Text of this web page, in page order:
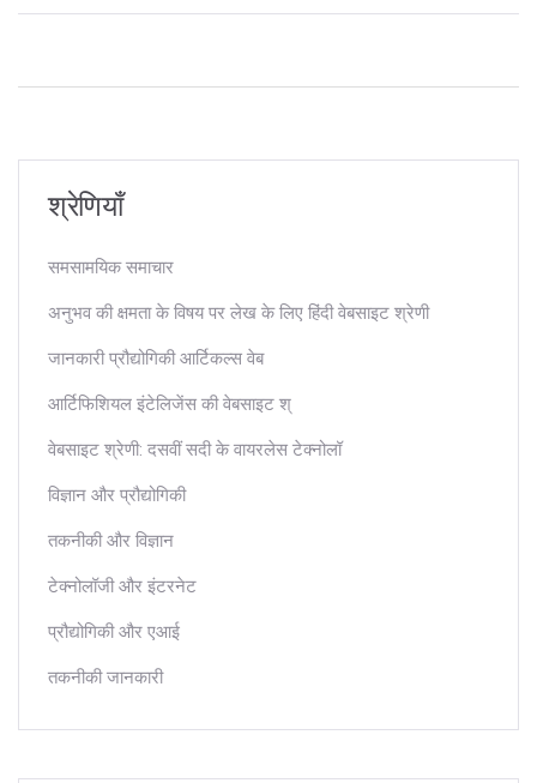
श्रेणियाँ
समसामयिक समाचार
अनुभव की क्षमता के विषय पर लेख के लिए हिंदी वेबसाइट श्रेणी
जानकारी प्रौद्योगिकी आर्टिकल्स वेब
आर्टिफिशियल इंटेलिजेंस की वेबसाइट श्
वेबसाइट श्रेणी: दसवीं सदी के वायरलेस टेक्नोलॉ
विज्ञान और प्रौद्योगिकी
तकनीकी और विज्ञान
टेक्नोलॉजी और इंटरनेट
प्रौद्योगिकी और एआई
तकनीकी जानकारी